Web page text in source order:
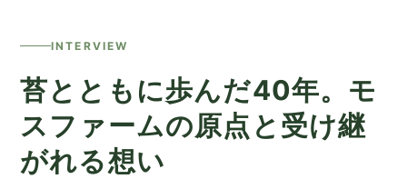
INTERVIEW
苔とともに歩んだ40年。モ
スファームの原点と受け継
がれる想い